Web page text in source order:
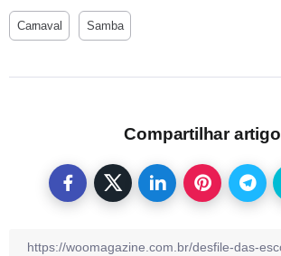
Carnaval Samba
Compartilhar artigo